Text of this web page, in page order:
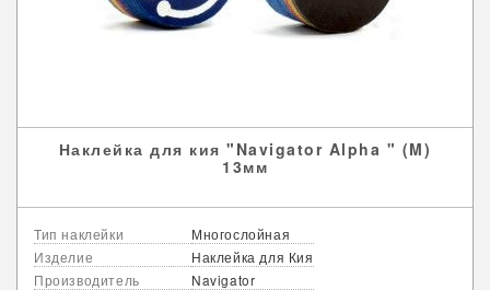
Наклейка для кия "Navigator Alpha " (M)
13мм
Тип наклейки
Многослойная
Изделие
Наклейка для Кия
Производитель
Navigator